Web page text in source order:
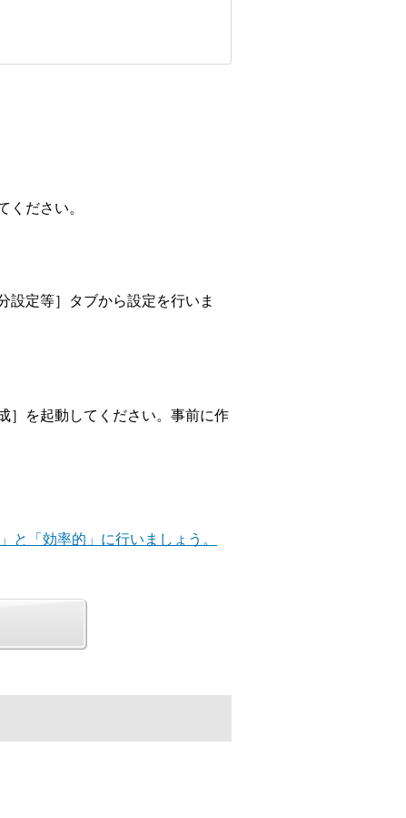
ください。
設定等］タブから設定を行いま
］を起動してください。事前に作
と「効率的」に行いましょう。